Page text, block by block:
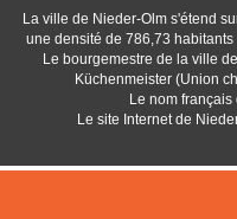
La ville de Nieder-Olm s'étend
une densité de 786,73
Le bourgemestre de la ville
Küchenmeister (Union
Le nom
Le site Internet de